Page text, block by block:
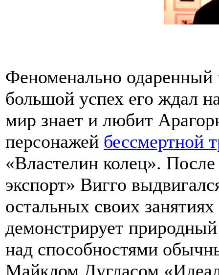
Феноменально одаренный
большой успех его ждал
мир знает и любит
персонажей бессмертной
«Властелин колец».
экспорт» Вигго
остальных своих
демонстрирует
над способностями
Майклом Дугласом